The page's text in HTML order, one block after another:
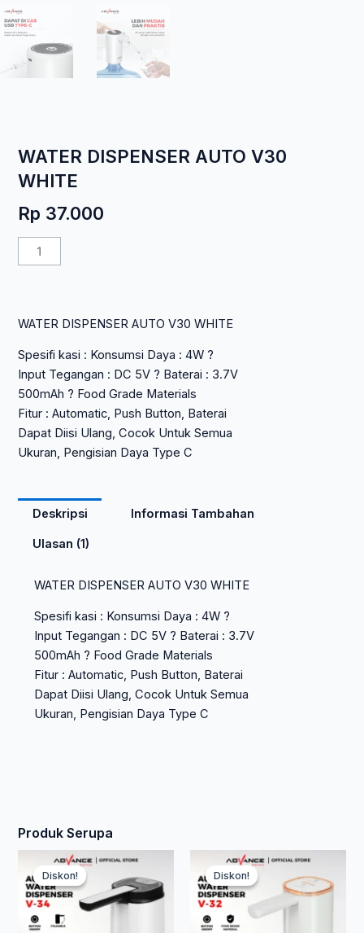
WATER DISPENSER AUTO V30
WHITE
Rp 37.000
Kuantitas
WATER
V30
WATER DISPENSER AUTO V30 WHITE
Spesifi kasi : Konsumsi Daya : 4W ?
Input Tegangan : DC 5V ? Baterai : 3.7V
500mAh ? Food Grade Materials
Fitur : Automatic, Push Button, Baterai
Dapat Diisi Ulang, Cocok Untuk Semua
Ukuran, Pengisian Daya Type C
Deskripsi Informasi Tambahan
Ulasan (1)
WATER DISPENSER AUTO V30 WHITE
Spesifi kasi : Konsumsi Daya : 4W ?
Input Tegangan : DC 5V ? Baterai : 3.7V
500mAh ? Food Grade Materials
Fitur : Automatic, Push Button, Baterai
Dapat Diisi Ulang, Cocok Untuk Semua
Ukuran, Pengisian Daya Type C
Produk Serupa
Diskon!
Diskon!
Harga
aslinya
adalah:
Harga
saat
Diskon!
Diskon!
saat